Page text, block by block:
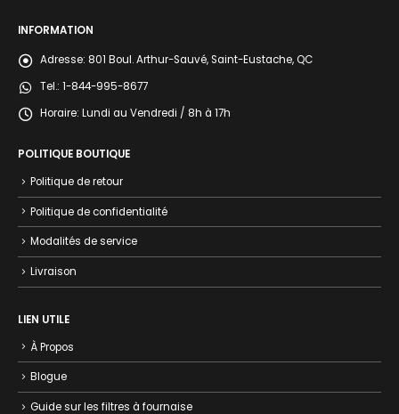
INFORMATION
Adresse: 801 Boul. Arthur-Sauvé, Saint-Eustache, QC
Tel.: 1-844-995-8677
Horaire: Lundi au Vendredi / 8h à 17h
POLITIQUE BOUTIQUE
Politique de retour
Politique de confidentialité
Modalités de service
Livraison
LIEN UTILE
À Propos
Blogue
Guide sur les filtres à fournaise